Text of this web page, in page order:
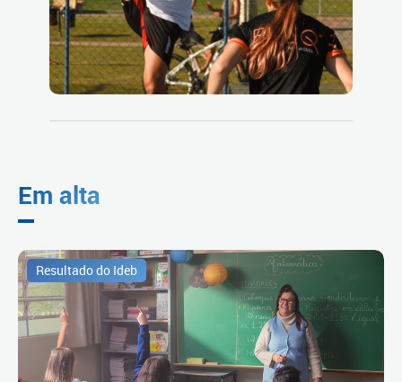
Em alta
Resultado do Ideb